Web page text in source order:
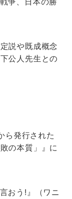
説や既成概念
公人先生との
ら発行された
の本質」』に
おう!』（ワニ